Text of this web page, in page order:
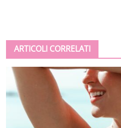
ARTICOLI CORRELATI